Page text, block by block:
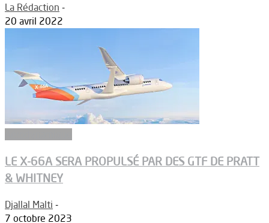
La Rédaction -
20 avril 2022
LE X-66A SERA PROPULSÉ PAR DES GTF DE PRATT
& WHITNEY
Djallal Malti -
7 octobre 2023